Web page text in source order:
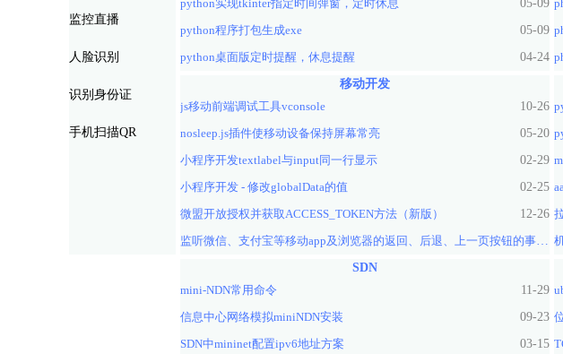
监控直播
人脸识别
识别身份证
手机扫描QR
python实现tkinter指定时间弹窗，定时休息
05-09
python程序打包生成exe
05-09
python桌面版定时提醒，休息提醒
04-24
移动开发
js移动前端调试工具vconsole
10-26
nosleep.js插件使移动设备保持屏幕常亮
05-20
小程序开发textlabel与input同一行显示
02-29
小程序开发 - 修改globalData的值
02-25
微盟开放授权并获取ACCESS_TOKEN方法（新版）
12-26
监听微信、支付宝等移动app及浏览器的返回、后退、上一页按钮的事件方法
SDN
mini-NDN常用命令
11-29
信息中心网络模拟miniNDN安装
09-23
SDN中mininet配置ipv6地址方案
03-15